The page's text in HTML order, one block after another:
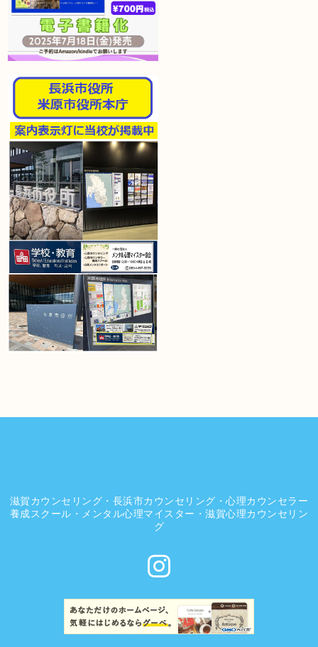
滋賀カウンセリング・長浜市カウンセリング・心理カウンセラー
養成スクール・メンタル心理マイスター・滋賀心理カウンセリン
グ